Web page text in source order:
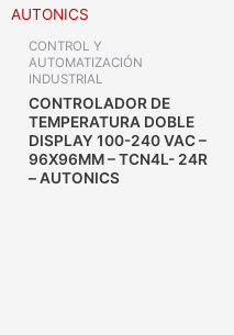
CONTROL Y
AUTOMATIZACIÓN
INDUSTRIAL
CONTROLADOR DE
TEMPERATURA DOBLE
DISPLAY 100-240 VAC –
96X96MM – TCN4L- 24R
– AUTONICS